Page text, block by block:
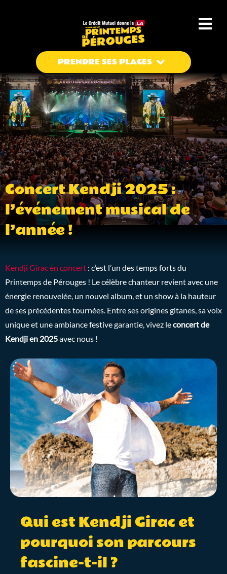
Menu
Concert Kendji 2025 :
l’événement musical de
l’année !
Kendji Girac en concert : c’est l’un des temps forts du
Printemps de Pérouges ! Le célèbre chanteur revient avec une
énergie renouvelée, un nouvel album, et un show à la hauteur
de ses précédentes tournées. Entre ses origines gitanes, sa voix
unique et une ambiance festive garantie, vivez leconcert de
Kendji en 2025avec nous !
Qui est Kendji Girac et
pourquoi son parcours
fascine-t-il ?